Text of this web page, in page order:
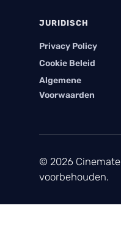
JURIDISCH
Privacy Policy
Cookie Beleid
Algemene
Voorwaarden
© 2026
voorbehouden.